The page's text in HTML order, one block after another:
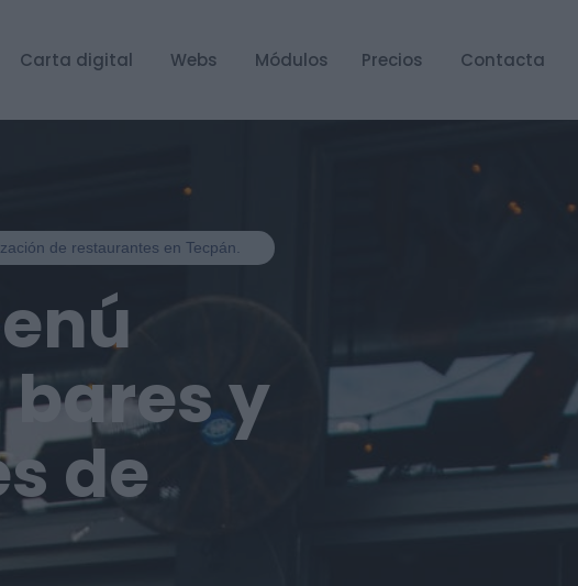
Carta digital Webs Módulos Precios Contacta
de restaurantes en Tecpán.
y
de